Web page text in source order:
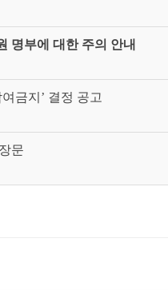
명부에 대한 주의 안내
금지’ 결정 공고
문